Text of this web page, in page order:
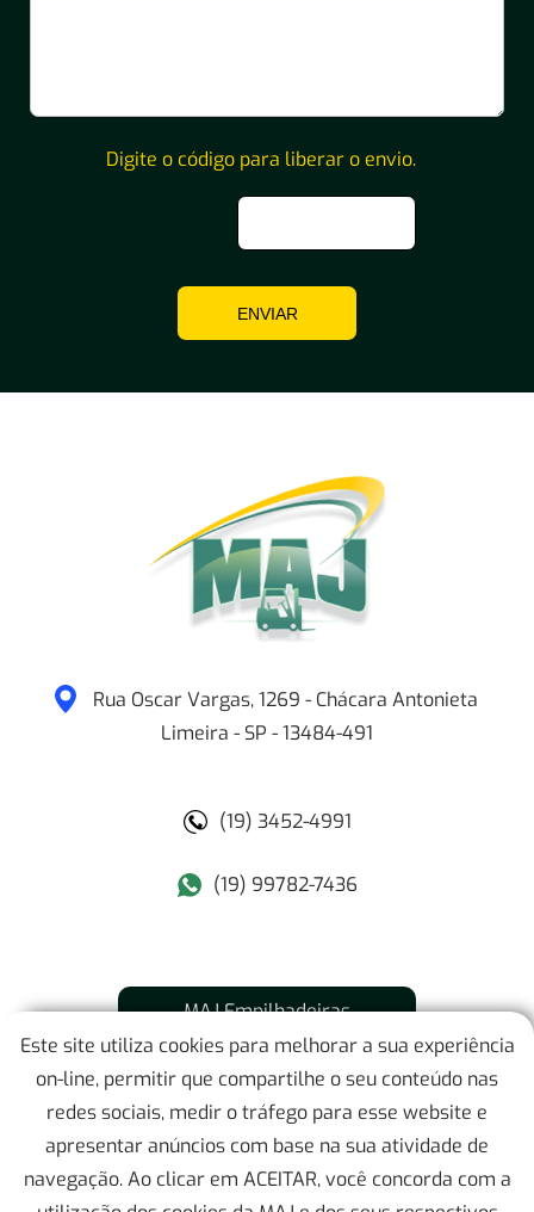
Digite o código para liberar o envio.
ENVIAR
Rua Oscar Vargas, 1269 - Chácara Antonieta
Limeira - SP -13484-491
(19) 3452-4991
(19) 99782-7436
MAJ Empilhadeiras
Mapa do Site
Localização
Contato
Este site utiliza cookies para melhorar a sua experiência
on-line, permitir que compartilhe o seu conteúdo nas
redes sociais, medir o tráfego para esse website e
apresentar anúncios com base na sua atividade de
navegação. Ao clicar em ACEITAR, você concorda com a